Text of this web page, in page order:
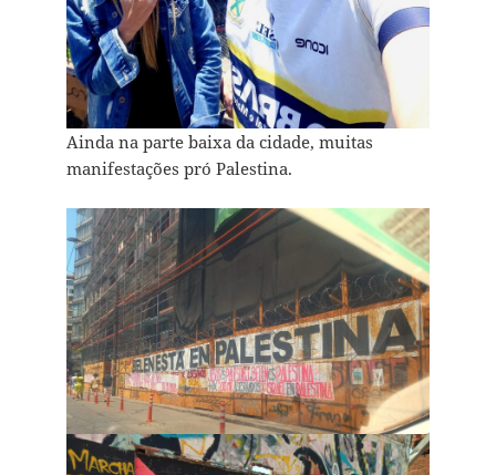
Ainda na parte baixa da cidade, muitas
manifestações pró Palestina.